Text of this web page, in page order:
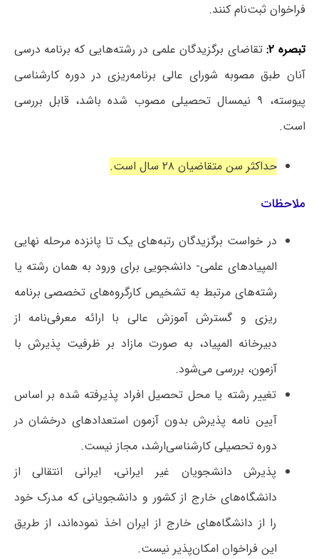
فراخوان ثبت‌نام کنند.
تبصره ۲:
تقاضای برگزیدگان علمی در رشته‌هایی که برنامه درسی
آنان طبق مصوبه شورای عالی برنامه‌ریزی در دوره کارشناسی
پیوسته، ۹ نیمسال تحصیلی مصوب شده باشد، قابل بررسی
است.
حداکثر سن متقاضیان ۲۸ سال است.
ملاحظات
در خواست برگزیدگان رتبه‌های یک تا پانزده مرحله نهایی
المپیادهای علمی- دانشجویی برای ورود به همان رشته یا
رشته‌های مرتبط به تشخیص کارگروه‌های تخصصی برنامه
ریزی و گسترش آموزش عالی با ارائه معرفی‌نامه از
دبیرخانه المپیاد، به صورت مازاد بر ظرفیت پذیرش با
آزمون، بررسی می‌شود.
تغییر رشته یا محل تحصیل افراد پذیرفته شده بر اساس
آیین نامه پذیرش بدون آزمون استعدادهای درخشان در
دوره تحصیلی کارشناسی‌ارشد، مجاز نیست.
پذیرش دانشجویان غیر ایرانی، ایرانی انتقالی از
دانشگاه‌های خارج از کشور و دانشجویانی که مدرک خود
را از دانشگاه‌های خارج از ایران اخذ نموده‌اند، از طریق
این فراخوان امکان‌پذیر نیست.